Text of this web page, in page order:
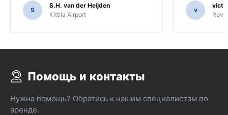
S
S.H. van der Heijden
Kittila Airport
v
Помощь и контакты
Нужна помощь? Обратись к нашим специалистам по
аренде.